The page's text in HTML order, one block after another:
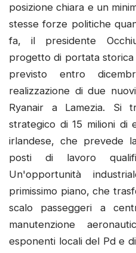
posizione chiara e un
stesse forze politiche
fa, il presidente
progetto di portata
previsto entro
realizzazione di due
Ryanair a Lamezia. Si
strategico di 15 milioni
irlandese, che prevede
posti di lavoro
Un'opportunità
primissimo piano, che
scalo passeggeri a
manutenzione
esponenti locali del Pd e